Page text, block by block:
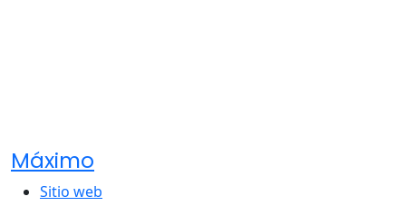
Máximo
Sitio web